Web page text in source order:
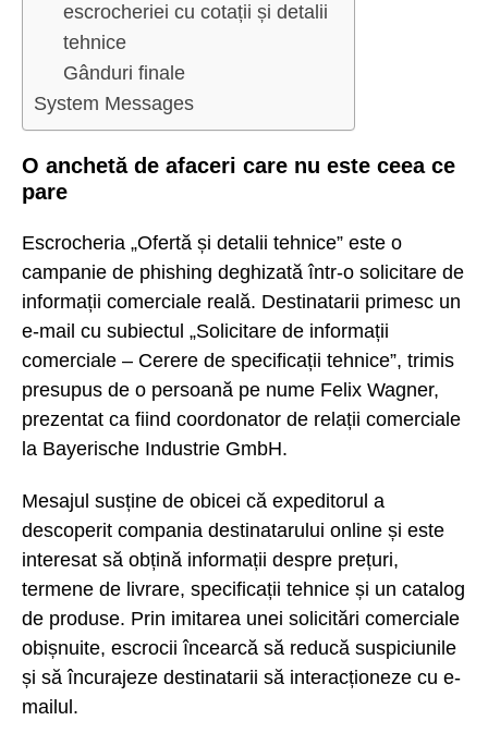
escrocheriei cu cotații și detalii
tehnice
Gânduri finale
System Messages
O anchetă de afaceri care nu este ceea ce
pare
Escrocheria „Ofertă și detalii tehnice” este o
campanie de phishing deghizată într-o solicitare de
informații comerciale reală. Destinatarii primesc un
e-mail cu subiectul „Solicitare de informații
comerciale – Cerere de specificații tehnice”, trimis
presupus de o persoană pe nume Felix Wagner,
prezentat ca fiind coordonator de relații comerciale
la Bayerische Industrie GmbH.
Mesajul susține de obicei că expeditorul a
descoperit compania destinatarului online și este
interesat să obțină informații despre prețuri,
termene de livrare, specificații tehnice și un catalog
de produse. Prin imitarea unei solicitări comerciale
obișnuite, escrocii încearcă să reducă suspiciunile
și să încurajeze destinatarii să interacționeze cu e-
mailul.